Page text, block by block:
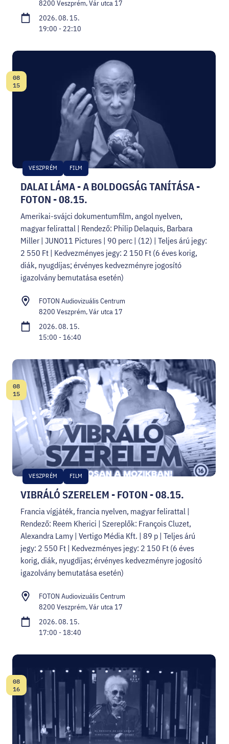
8200 Veszprém, Vár utca 17
2026. 08. 15.
19:00 - 22:10
DALAI LÁMA - A BOLDOGSÁG TANÍTÁSA -
FOTON - 08.15.
VESZPRÉM FILM
Dátum:
08
15
Amerikai-svájci dokumentumfilm, angol nyelven,
magyar felirattal | Rendező: Philip Delaquis, Barbara
Miller | JUNO11 Pictures | 90 perc | (12) | Teljes árú jegy:
2 550 Ft | Kedvezményes jegy: 2 150 Ft (6 éves korig,
diák, nyugdíjas; érvényes kedvezményre jogosító
igazolvány bemutatása esetén)
FOTON Audiovizuális Centrum
8200 Veszprém, Vár utca 17
2026. 08. 15.
15:00 - 16:40
VIBRÁLÓ SZERELEM - FOTON - 08.15.
VESZPRÉM FILM
Dátum:
08
15
Francia vígjáték, francia nyelven, magyar felirattal |
Rendező: Reem Kherici | Szereplők: François Cluzet,
Alexandra Lamy | Vertigo Média Kft. | 89 p | Teljes árú
jegy: 2 550 Ft | Kedvezményes jegy: 2 150 Ft (6 éves
korig, diák, nyugdíjas; érvényes kedvezményre jogosító
igazolvány bemutatása esetén)
FOTON Audiovizuális Centrum
8200 Veszprém, Vár utca 17
2026. 08. 15.
17:00 - 18:40
Dátum:
08
16